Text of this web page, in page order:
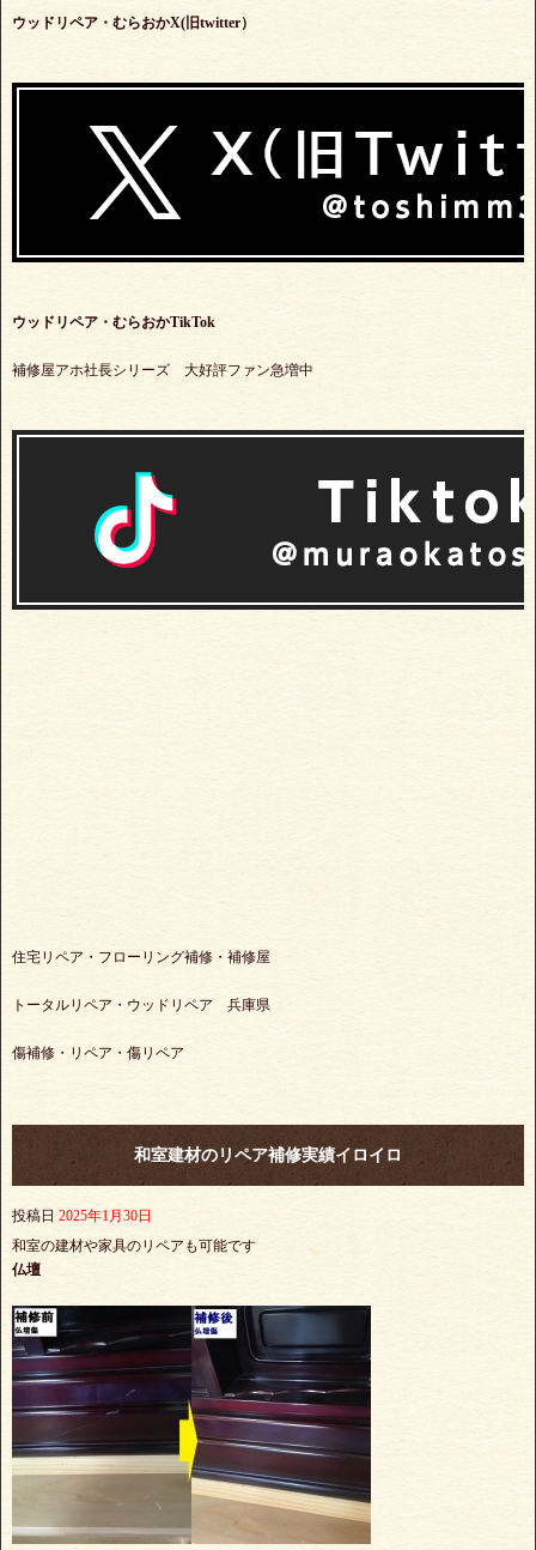
ウッドリペア・むらおかX(旧twitter）
ウッドリペア・むらおかTikTok
補修屋アホ社長シリーズ 大好評ファン急増中
住宅リペア・フローリング補修・補修屋
トータルリペア・ウッドリペア 兵庫県
傷補修・リペア・傷リペア
和室建材のリペア補修実績イロイロ
投稿日 2025年1月30日
和室の建材や家具のリペアも可能です
仏壇